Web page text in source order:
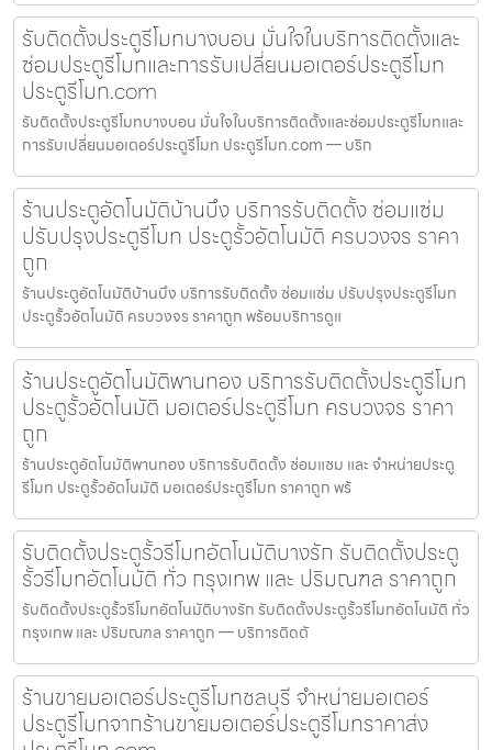
รับติดตั้งประตูรีโมทบางบอน มั่นใจในบริการติดตั้งและ
ซ่อมประตูรีโมทและการรับเปลี่ยนมอเตอร์ประตูรีโมท
ประตูรีโมท.com
รับติดตั้งประตูรีโมทบางบอน มั่นใจในบริการติดตั้งและซ่อมประตูรีโมทและ
การรับเปลี่ยนมอเตอร์ประตูรีโมท ประตูรีโมท.com — บริก
ร้านประตูอัตโนมัติบ้านบึง บริการรับติดตั้ง ซ่อมแซ่ม
ปรับปรุงประตูรีโมท ประตูรั้วอัตโนมัติ ครบวงจร ราคา
ถูก
ร้านประตูอัตโนมัติบ้านบึง บริการรับติดตั้ง ซ่อมแซ่ม ปรับปรุงประตูรีโมท
ประตูรั้วอัตโนมัติ ครบวงจร ราคาถูก พร้อมบริการดูแ
ร้านประตูอัตโนมัติพานทอง บริการรับติดตั้งประตูรีโมท
ประตูรั้วอัตโนมัติ มอเตอร์ประตูรีโมท ครบวงจร ราคา
ถูก
ร้านประตูอัตโนมัติพานทอง บริการรับติดตั้ง ซ่อมแซม และ จำหน่ายประตู
รีโมท ประตูรั้วอัตโนมัติ มอเตอร์ประตูรีโมท ราคาถูก พร้
รับติดตั้งประตูรั้วรีโมทอัตโนมัติบางรัก รับติดตั้งประตู
รั้วรีโมทอัตโนมัติ ทั่ว กรุงเทพ และ ปริมณฑล ราคาถูก
รับติดตั้งประตูรั้วรีโมทอัตโนมัติบางรัก รับติดตั้งประตูรั้วรีโมทอัตโนมัติ ทั่ว
กรุงเทพ และ ปริมณฑล ราคาถูก — บริการติดตั
ร้านขายมอเตอร์ประตูรีโมทชลบุรี จำหน่ายมอเตอร์
ประตูรีโมทจากร้านขายมอเตอร์ประตูรีโมทราคาส่ง